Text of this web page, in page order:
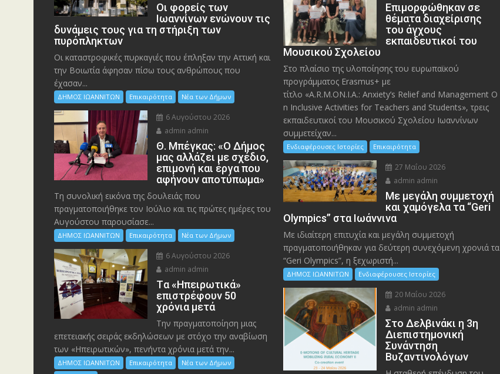
Οι φορείς των
Ιωαννίνων ενώνουν τις
δυνάμεις τους για τη στήριξη των
πυρόπληκτων
Οι καταστροφικές πυρκαγιές που έπληξαν την Αττική και
την Bοιωτία άφησαν πίσω τους ανθρώπους που
έχασαν...
ΔΗΜΟΣ ΙΩΑΝΝΙΤΩΝ Επικαιρότητα Νέα των Δήμων
6 Αυγούστου 2026
admin admin
Θ. Μπέγκας: «Ο Δήμος
μας αλλάζει με σχέδιο,
επιμονή και έργα που
αφήνουν αποτύπωμα»
Τη συνολική εικόνα της δουλειάς που
πραγματοποιήθηκε τον Ιούλιο και τις πρώτες ημέρες του
Αυγούστου παρουσίασε...
ΔΗΜΟΣ ΙΩΑΝΝΙΤΩΝ Επικαιρότητα Νέα των Δήμων
6 Αυγούστου 2026
admin admin
Tα «Ηπειρωτικά»
επιστρέφουν 50
χρόνια μετά
Την πραγματοποίηση μιας
επετειακής σειράς εκδηλώσεων με στόχο την αναβίωση
των «Ηπειρωτικών», πενήντα χρόνια μετά την...
ΔΗΜΟΣ ΙΩΑΝΝΙΤΩΝ Επικαιρότητα
Νέα των Δήμων
Eπιμορφώθηκαν σε
θέματα διαχείρισης
του άγχους
εκπαιδευτικοί του
Μουσικού Σχολείου
Στο πλαίσιο της υλοποίησης του ευρωπαϊκού
προγράμματος Erasmus+ με
τίτλο «A.R.M.ON.I.A.: Anxiety’s Relief and Management O
n Inclusive Activities for Teachers and Students», τρεις
εκπαιδευτικοί του Μουσικού Σχολείου Ιωαννίνων
συμμετείχαν...
Ενδιαφέρουσες Ιστορίες Επικαιρότητα
27 Μαΐου 2026
admin admin
Με μεγάλη συμμετοχή
και χαμόγελα τα “Geri
Olympics” στα Ιωάννινα
Με ιδιαίτερη επιτυχία και μεγάλη συμμετοχή
πραγματοποιήθηκαν για δεύτερη συνεχόμενη χρονιά τα
“Geri Olympics”, η ξεχωριστή...
ΔΗΜΟΣ ΙΩΑΝΝΙΤΩΝ Ενδιαφέρουσες Ιστορίες
20 Μαΐου 2026
admin admin
Στο Δελβινάκι η 3η
Διεπιστημονική
Συνάντηση
Βυζαντινολόγων